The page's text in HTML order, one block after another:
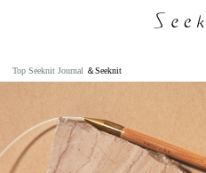
Top Seeknit Journal ＆Seeknit